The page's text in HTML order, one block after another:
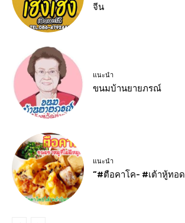
จีน
แนะนำ
ขนมบ้านยายภรณ์
แนะนำ
“#ตือคาโค- #เต้าหู้ทอ